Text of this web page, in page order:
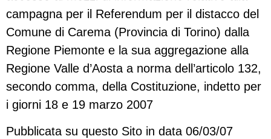
campagna per il Referendum per il distacco del
Comune di Carema (Provincia di Torino) dalla
Regione Piemonte e la sua aggregazione alla
Regione Valle d’Aosta a norma dell’articolo 132,
secondo comma, della Costituzione, indetto per
i giorni 18 e 19 marzo 2007
Pubblicata su questo Sito in data 06/03/07